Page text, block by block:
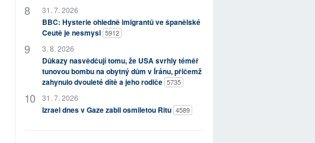
31. 7. 2026
BBC: Hysterie ohledně imigrantů ve španělské
Ceutě je nesmysl 5912
3. 8. 2026
Důkazy nasvědčují tomu, že USA svrhly téměř
tunovou bombu na obytný dům v Íránu, přičemž
zahynulo dvouleté dítě a jeho rodiče 5735
31. 7. 2026
Izrael dnes v Gaze zabil osmiletou Ritu 4589